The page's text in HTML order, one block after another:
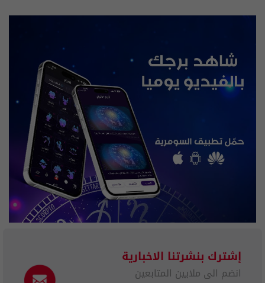
إشترك بنشرتنا الاخبارية
انضم الى ملايين المتابعين